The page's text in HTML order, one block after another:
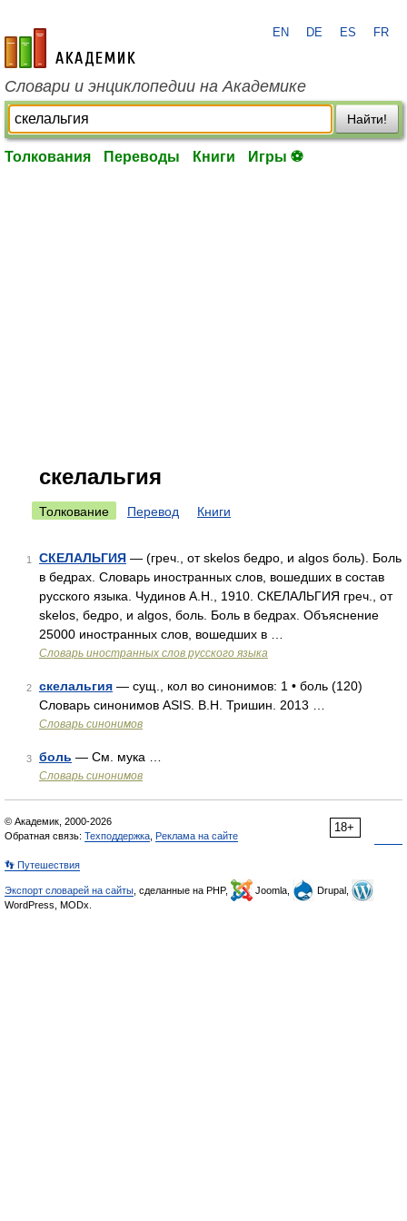
academic.ru
EN DE ES FR
Словари и энциклопедии на Академике
Найти!
Толкования Переводы Книги Игры ⚽
скелальгия
Толкование Перевод Книги
1 СКЕЛАЛЬГИЯ — (греч., от skelos бедро, и algos боль). Боль
в бедрах. Словарь иностранных слов, вошедших в состав
русского языка. Чудинов А.Н., 1910. СКЕЛАЛЬГИЯ греч., от
skelos, бедро, и algos, боль. Боль в бедрах. Объяснение
25000 иностранных слов, вошедших в …
Словарь иностранных слов русского языка
2 скелальгия — сущ., кол во синонимов: 1 • боль (120)
Словарь синонимов ASIS. В.Н. Тришин. 2013 …
Словарь синонимов
3 боль — См. мука …
Словарь синонимов
18+
© Академик, 2000-2026
Обратная связь: Техподдержка Реклама на сайте
👣 Путешествия
Экспорт словарей на сайты , сделанные на PHP, Joomla,
Drupal,
WordPress, MODx.